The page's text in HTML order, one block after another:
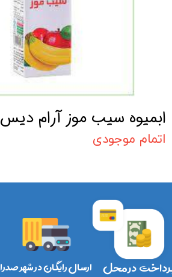
ابمیوه سیب موز آرام دیس
اتمام موجودی
ارسال رایگان در شهر صدرا در محل